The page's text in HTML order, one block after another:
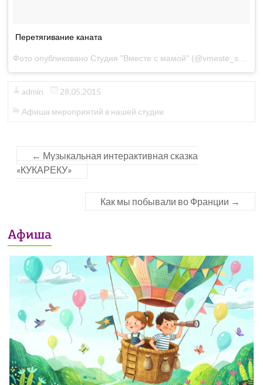
Перетягивание каната
admin
28.05.2015
Афиша мероприятий в нашей студии
← Музыкальная интерактивная сказка
«КУКАРЕКУ»
Как мы побывали во Франции →
Афиша